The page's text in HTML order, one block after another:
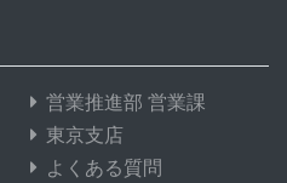
営業推進部 営業課
東京支店
よくある質問